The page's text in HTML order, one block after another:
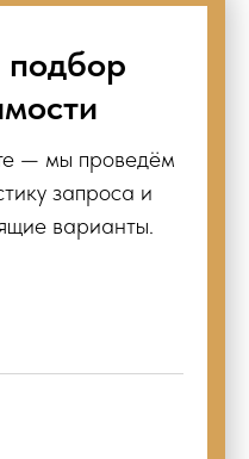
подбор
— мы проведём
запроса и
варианты.